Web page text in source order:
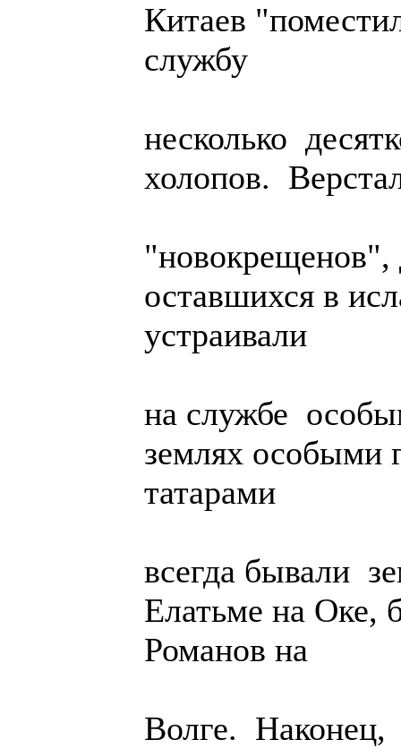
Китаев
службу
несколько
холопов.
"новокрещенов",
оставшихся в
устраивали
на службе
землях особыми
татарами
всегда бывали
Елатьме на Оке,
Романов на
Волге. Наконец,